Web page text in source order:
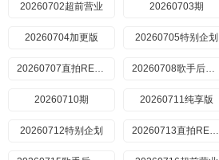
20260702超前营业 20260703期
20260704加更版 20260705特别企划
20260707直拍REACTION 20260708歌手后花园
20260710期 20260711纯享版
20260712特别企划 20260713直拍REACTION